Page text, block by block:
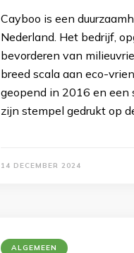
Cayboo is een
Nederland. Het bedrijf,
bevorderen van
breed scala aan eco-
geopend in 2016 en een
zijn stempel gedrukt op
14 DECEMBER 2024
ALGEMEEN